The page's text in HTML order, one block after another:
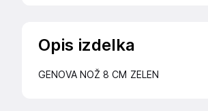
Opis izdelka
GENOVA NOŽ 8 CM ZELEN